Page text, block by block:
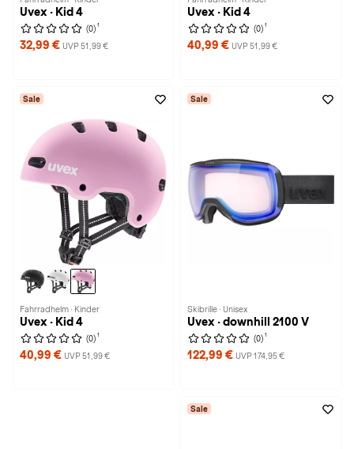
Uvex · Kid 4
(0) 1
32,99 € UVP 51,99 €
Uvex · Kid 4
(0) 1
40,99 € UVP 51,99 €
Sale
Fahrradhelm · Kinder
Uvex · Kid 4
(0) 1
40,99 € UVP 51,99 €
Sale
Skibrille · Unisex
Uvex · downhill 2100 V
(0) 1
122,99 € UVP 174,95 €
Sale